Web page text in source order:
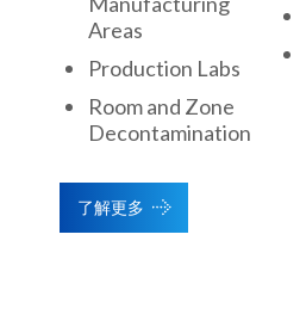
Areas
Production Labs
Room and Zone
Decontamination
了解更多